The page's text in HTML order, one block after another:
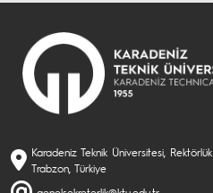
Karadeniz Teknik Üniversitesi,
Trabzon, Türkiye